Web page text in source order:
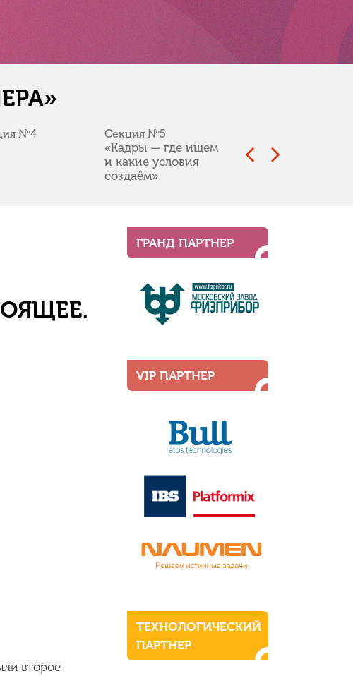
№4 Секция №5
«Кадры — где ищем
и какие условия
создаём»
«Инфраструктура
цифрового завтра»
второе
ГРАНД ПАРТНЕР
VIP ПАРТНЕР
ТЕХНОЛОГИЧЕСКИЙ
ПАРТНЕР